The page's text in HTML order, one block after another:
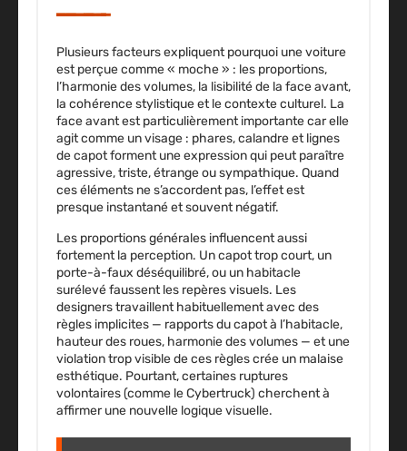
Plusieurs facteurs expliquent pourquoi une voiture
est perçue comme « moche » : les proportions,
l’harmonie des volumes, la lisibilité de la face avant,
la cohérence stylistique et le contexte culturel. La
face avant est particulièrement importante car elle
agit comme un visage : phares, calandre et lignes
de capot forment une expression qui peut paraître
agressive, triste, étrange ou sympathique. Quand
ces éléments ne s’accordent pas, l’effet est
presque instantané et souvent négatif.
Les proportions générales influencent aussi
fortement la perception. Un capot trop court, un
porte-à-faux déséquilibré, ou un habitacle
surélevé faussent les repères visuels. Les
designers travaillent habituellement avec des
règles implicites — rapports du capot à l’habitacle,
hauteur des roues, harmonie des volumes — et une
violation trop visible de ces règles crée un malaise
esthétique. Pourtant, certaines ruptures
volontaires (comme le Cybertruck) cherchent à
affirmer une nouvelle logique visuelle.